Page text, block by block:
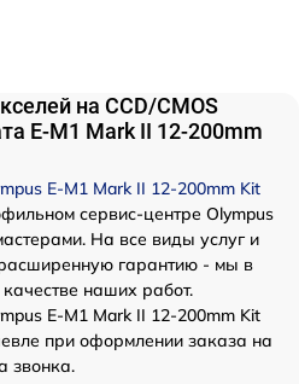
на CCD/CMOS
E‑M1 Mark II 12-200mm
E‑M1 Mark II 12-200mm Kit
сервис-центре Olympus
На все виды услуг и
гарантию - мы в
наших работ.
E‑M1 Mark II 12-200mm Kit
при оформлении заказа на
звонка.